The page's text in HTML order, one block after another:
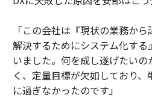
「この会社は『現状の業務か
解決するためにシステム化する
いました。何を成し遂げたい
く、定量目標が欠如しており
に過ぎなかったのです」